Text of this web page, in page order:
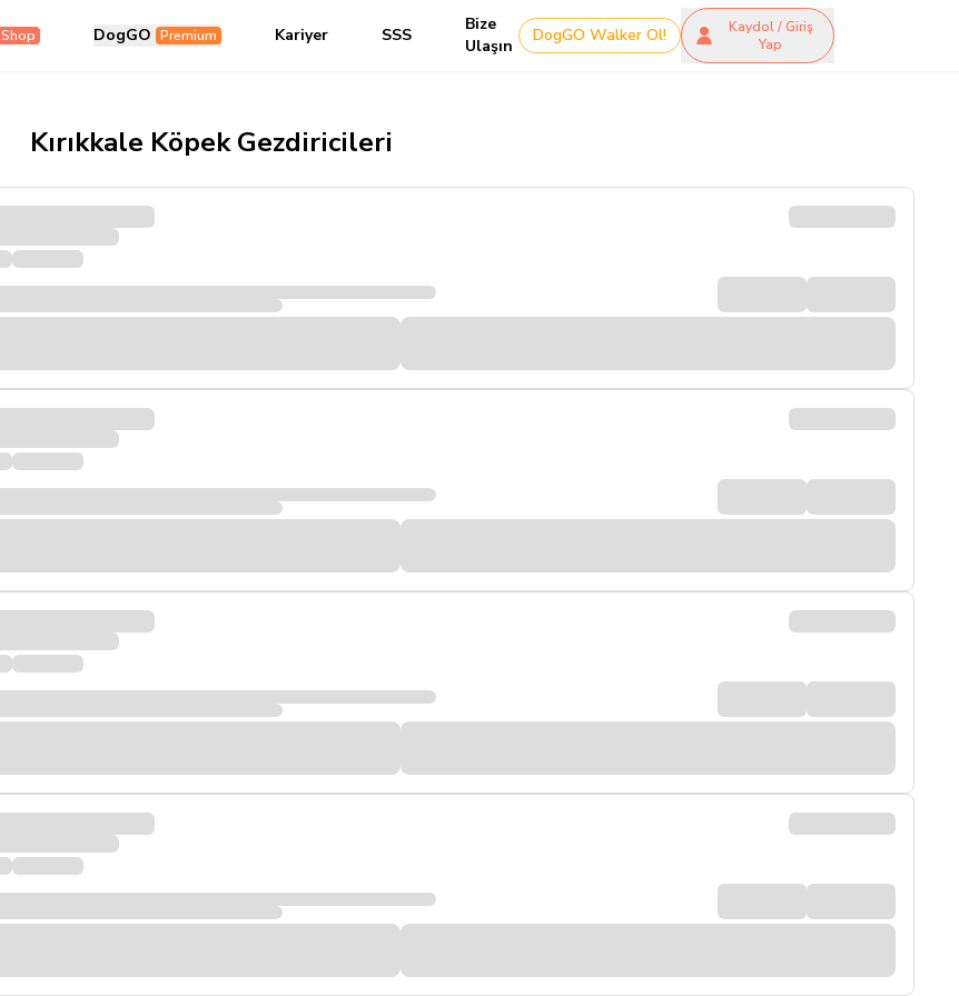
Shop DogGO Premium Kariyer SSS
Bize
Ulaşın
DogGO Walker Ol!
Kaydol / Giriş
Yap
Kırıkkale Köpek Gezdiricileri